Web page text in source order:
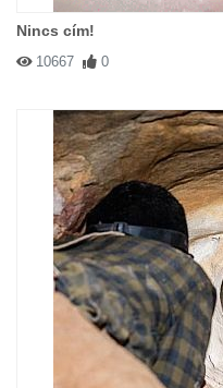
Nincs cím!
10667 0